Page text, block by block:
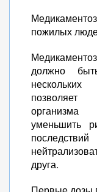
пожилых
должно
позволяет
уменьшить
друга.